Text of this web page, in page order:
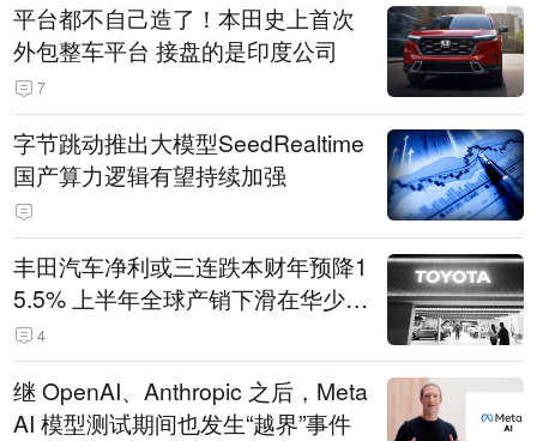
平台都不自己造了！本田史上首次
外包整车平台 接盘的是印度公司
7
字节跳动推出大模型SeedRealtime
国产算力逻辑有望持续加强
丰田汽车净利或三连跌本财年预降1
5.5% 上半年全球产销下滑在华少卖
14.3万辆
4
继 OpenAI、Anthropic 之后，Meta
AI 模型测试期间也发生“越界”事件